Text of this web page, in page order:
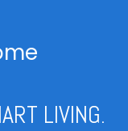
LIVING.